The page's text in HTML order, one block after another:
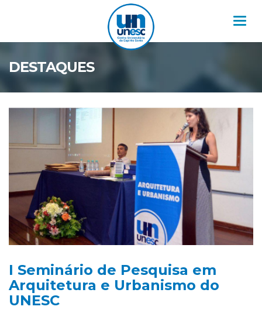
DESTAQUES
I Seminário de Pesquisa em
Arquitetura e Urbanismo do
UNESC